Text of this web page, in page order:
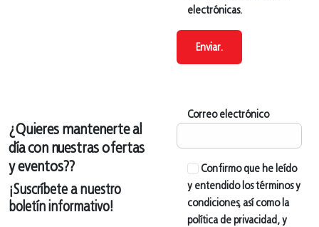
electrónicas.
Enviar.
¿Quieres mantenerte al
día con nuestras ofertas
y eventos??
¡Suscríbete a nuestro
boletín informativo!
Correo electrónico
Confirmo que he leído
y entendido los términos y
condiciones, así como la
política de privacidad, y